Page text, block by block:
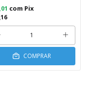
com Pix
COMPRAR